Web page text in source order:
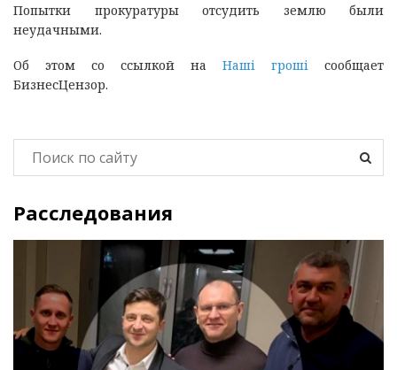
Попытки прокуратуры отсудить землю были
неудачными.
Об этом со ссылкой на Наші гроші сообщает
БизнесЦензор.
Расследования